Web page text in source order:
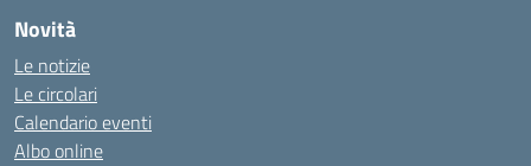
Novità
Le notizie
Le circolari
Calendario eventi
Albo online